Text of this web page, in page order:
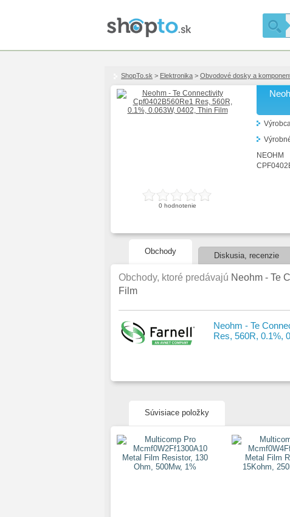
ShopTo.sk > Elektronika > Obvodové dosky a
0hodnotenie
Obchody Diskusia, recenzie
Obchody, ktoré predávajú Neohm - Te
Film
Neohm - Te
Res, 560R, 0.1%,
Súvisiace položky